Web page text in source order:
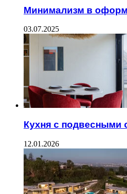
Минимализм в
03.07.2025
Кухня с подвесными
12.01.2026